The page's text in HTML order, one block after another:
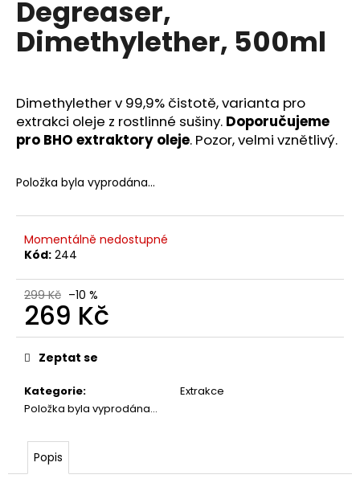
Degreaser,
Dimethylether, 500ml
Dimethylether v 99,9% čistotě, varianta pro
extrakci oleje z rostlinné sušiny. Doporučujeme
pro BHO extraktory oleje. Pozor, velmi vznětlivý.
Položka byla vyprodána…
Momentálně nedostupné
Kód: 244
299 Kč –10 %
269 Kč
Měrná
cena:
Kategorie:
Extrakce
Položka byla vyprodána…
Zeptat se
Popis
a
j
?
HLEDAT